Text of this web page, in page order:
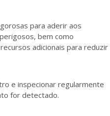
para aderir aos
bem como
adicionais para reduzir
e inspecionar regularmente
for detectado.